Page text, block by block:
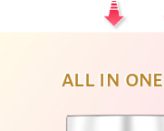
ALL IN ONE